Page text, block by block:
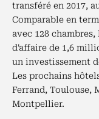
transféré en 2017,
Comparable en
avec 128
d'affaire de 1,6
un investissement
Les prochains
Ferrand, Toulouse,
Montpellier.